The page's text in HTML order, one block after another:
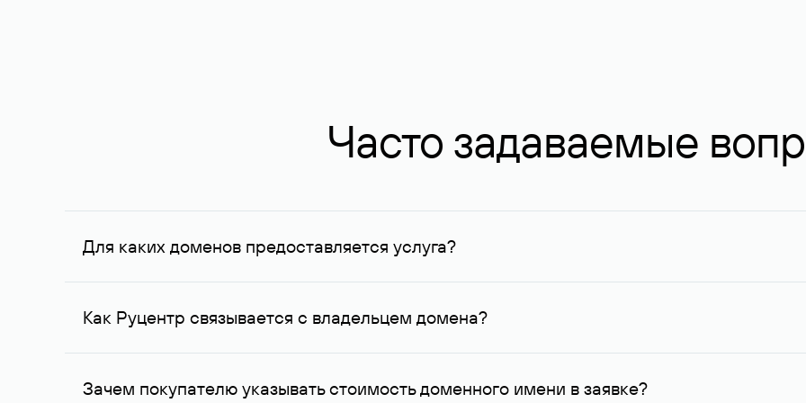
Часто задаваемые
Для каких доменов предоставляется услуга?
Услуга доступна для доменов, зарегистрированных в Руцентре и у других регистраторов. Для доменов,
Как Руцентр связывается с владельцем домена?
Для связи с владельцем домена используются его контактные данные, доступные Руцентру.
Зачем покупателю указывать стоимость доменного имени в заявке?